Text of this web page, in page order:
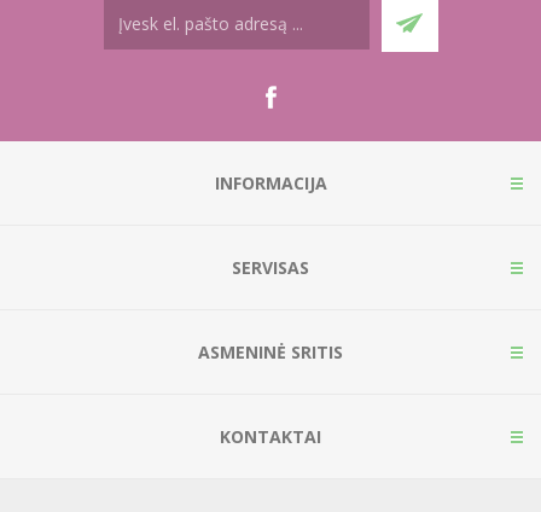
INFORMACIJA
SERVISAS
ASMENINĖ SRITIS
KONTAKTAI